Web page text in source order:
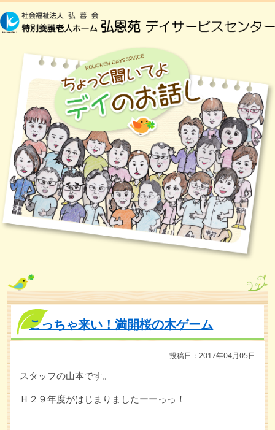
こっちゃ来い！満開桜の木ゲーム
投稿日：2017年04月05日
スタッフの山本です。
Ｈ２９年度がはじまりましたーーっっ！